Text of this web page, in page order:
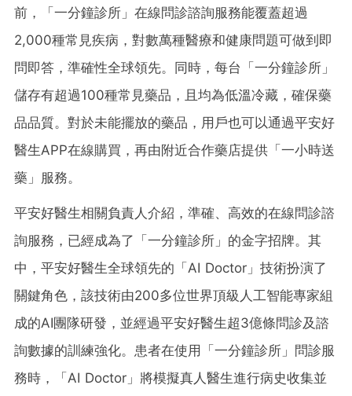
前，「一分鐘診所」在線問診諮詢服務能覆蓋超過
2,000種常見疾病，對數萬種醫療和健康問題可做到即
問即答，準確性全球領先。同時，每台「一分鐘診所」
儲存有超過100種常見藥品，且均為低溫冷藏，確保藥
品品質。對於未能擺放的藥品，用戶也可以通過平安好
醫生APP在線購買，再由附近合作藥店提供「一小時送
藥」服務。
平安好醫生相關負責人介紹，準確、高效的在線問診諮
詢服務，已經成為了「一分鐘診所」的金字招牌。其
中，平安好醫生全球領先的「AI Doctor」技術扮演了
關鍵角色，該技術由200多位世界頂級人工智能專家組
成的AI團隊研發，並經過平安好醫生超3億條問診及諮
詢數據的訓練強化。患者在使用「一分鐘診所」問診服
務時，「AI Doctor」將模擬真人醫生進行病史收集並